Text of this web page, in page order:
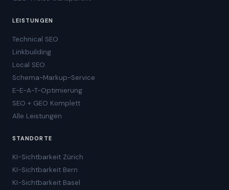
LEISTUNGEN
Technical SEO
Linkbuilding
Local SEO
Schema-Markup-Service
E-E-A-T-Optimierung
SEO + GEO Komplett
Alle Leistungen
STANDORTE
KI-Sichtbarkeit Zürich
KI-Sichtbarkeit Bern
KI-Sichtbarkeit Basel